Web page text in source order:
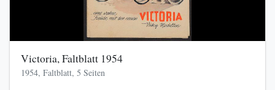
Victoria, Faltblatt 1954
1954, Faltblatt, 5 Seiten